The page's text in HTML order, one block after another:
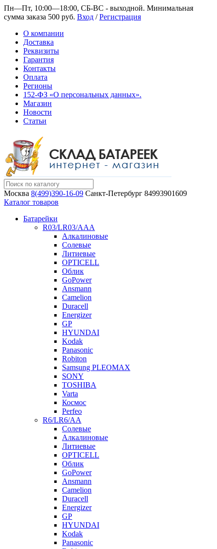
Пн—Пт, 10:00—18:00, СБ-ВС - выходной. Минимальная
сумма заказа 500 руб. Вход /Регистрация
О компании
Доставка
Реквизиты
Гарантия
Контакты
Оплата
Регионы
152-ФЗ «О персональных данных».
Магазин
Новости
Статьи
Москва 8(499)390-16-09 Санкт-Петербург 84993901609
Каталог товаров
Батарейки
R03/LR03/AAA
Алкалиновые
Солевые
Литиевые
OPTICELL
Облик
GoPower
Ansmann
Camelion
Duracell
Energizer
GP
HYUNDAI
Kodak
Panasonic
Robiton
Samsung PLEOMAX
SONY
TOSHIBA
Varta
Космос
Perfeo
R6/LR6/AA
Солевые
Алкалиновые
Литиевые
OPTICELL
Облик
GoPower
Ansmann
Camelion
Duracell
Energizer
GP
HYUNDAI
Kodak
Panasonic